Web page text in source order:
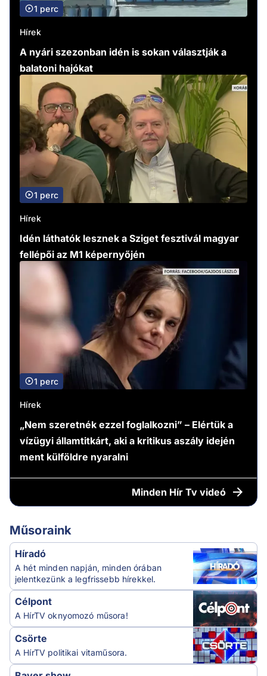
1 perc
Hírek
A nyári szezonban idén is sokan választják a
balatoni hajókat
1 perc
Hírek
Idén láthatók lesznek a Sziget fesztivál magyar
fellépői az M1 képernyőjén
1 perc
Hírek
„Nem szeretnék ezzel foglalkozni” – Elértük a
vízügyi államtitkárt, aki a kritikus aszály idején
ment külföldre nyaralni
Minden Hír Tv videó
Műsoraink
Híradó
A hét minden napján, minden órában
jelentkezünk a legfrissebb hírekkel.
Célpont
A HírTV oknyomozó műsora!
Csörte
A HírTV politikai vitaműsora.